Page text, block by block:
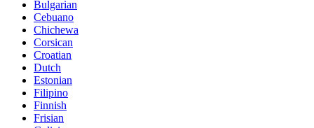
Bulgarian
Cebuano
Chichewa
Corsican
Croatian
Dutch
Estonian
Filipino
Finnish
Frisian